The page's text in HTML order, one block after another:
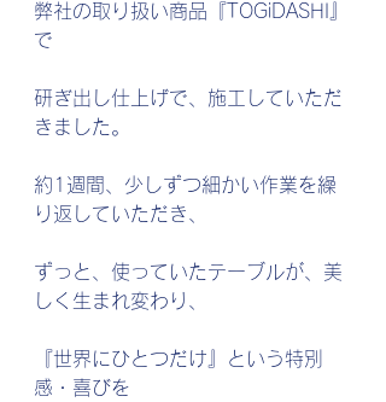
弊社の取り扱い商品『TOGiDASHI』
で
研ぎ出し仕上げで、施工していただ
きました。
約1週間、少しずつ細かい作業を繰
り返していただき、
ずっと、使っていたテーブルが、美
しく生まれ変わり、
『世界にひとつだけ』という特別
感・喜びを